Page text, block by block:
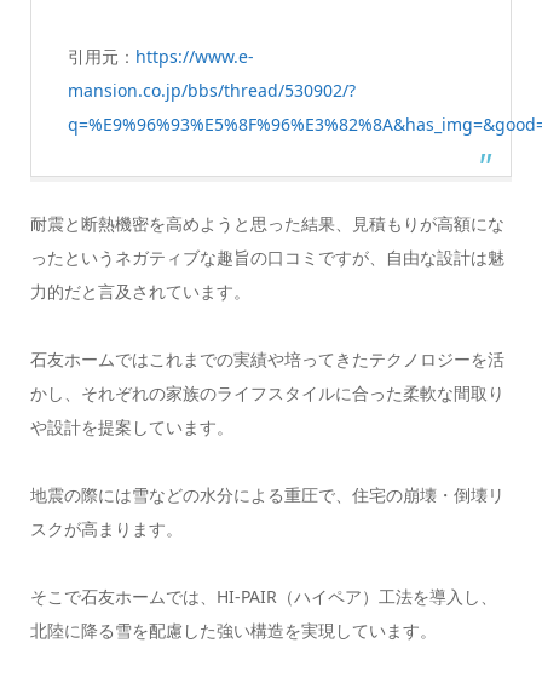
引用元： https://www.e-
mansion.co.jp/bbs/thread/530902/?
耐震と断熱機密を高めようと思った結果、見積もりが高額にな
ったというネガティブな趣旨の口コミですが、自由な設計は魅
力的だと言及されています。
石友ホームではこれまでの実績や培ってきたテクノロジーを活
かし、それぞれの家族のライフスタイルに合った柔軟な間取り
や設計を提案しています。
地震の際には雪などの水分による重圧で、住宅の崩壊・倒壊リ
スクが高まります。
そこで石友ホームでは、HI-PAIR（ハイペア）工法を導入し、
北陸に降る雪を配慮した強い構造を実現しています。